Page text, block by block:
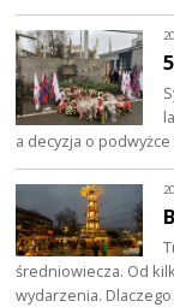
a decyzja o
średniowiecza. Od
wydarzenia.